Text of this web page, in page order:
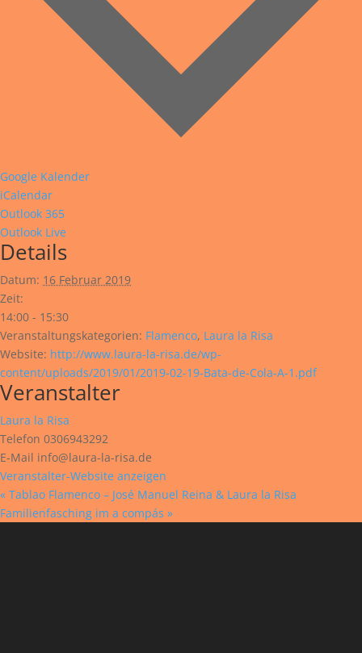
Google Kalender
iCalendar
Outlook 365
Outlook Live
Details
Datum: 16 Februar 2019
Zeit:
14:00 - 15:30
Veranstaltungskategorien: Flamenco, Laura la Risa
Website: http://www.laura-la-risa.de/wp-
content/uploads/2019/01/2019-02-19-Bata-de-Cola-A-1.pdf
Veranstalter
Laura la Risa
Telefon 0306943292
E-Mail info@laura-la-risa.de
Veranstalter-Website anzeigen
« Tablao Flamenco – José Manuel Reina & Laura la Risa
Familienfasching im a compás »